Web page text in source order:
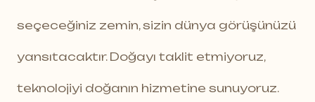
seçeceğiniz zemin, sizin dünya görüşünüzü
yansıtacaktır. Doğayı taklit etmiyoruz,
teknolojiyi doğanın hizmetine sunuyoruz.